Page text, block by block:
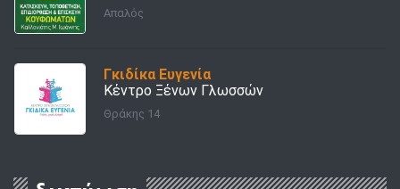
Απαλός
Γκιδίκα Ευγενία
Κέντρο Ξένων Γλωσσών
Θράκης 14